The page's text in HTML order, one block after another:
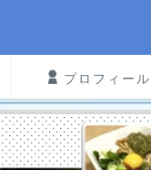
プロフィール